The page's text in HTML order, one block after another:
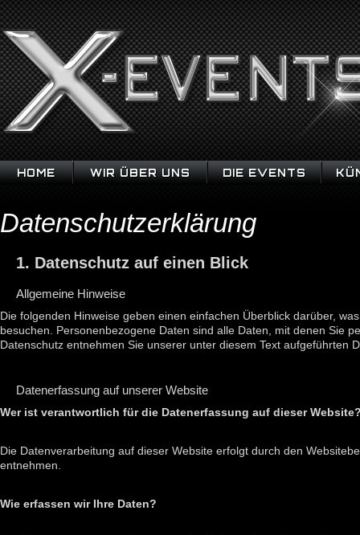
HOME WIR ÜBER UNS DIE EVENTS
Datenschutzerklärung
1. Datenschutz auf einen Blick
Allgemeine Hinweise
Die folgenden Hinweise geben einen einfachen Überblick darüber,
besuchen. Personenbezogene Daten sind alle Daten, mit denen Sie
Datenschutz entnehmen Sie unserer unter diesem Text aufgeführten
Datenerfassung auf unserer Website
Wer ist verantwortlich für die Datenerfassung auf dieser
Die Datenverarbeitung auf dieser Website erfolgt durch den
entnehmen.
Wie erfassen wir Ihre Daten?